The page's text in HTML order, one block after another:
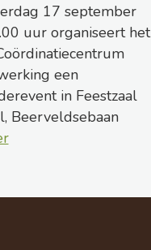
17 september
uur organiseert het
een
in Feestzaal
Beerveldsebaan